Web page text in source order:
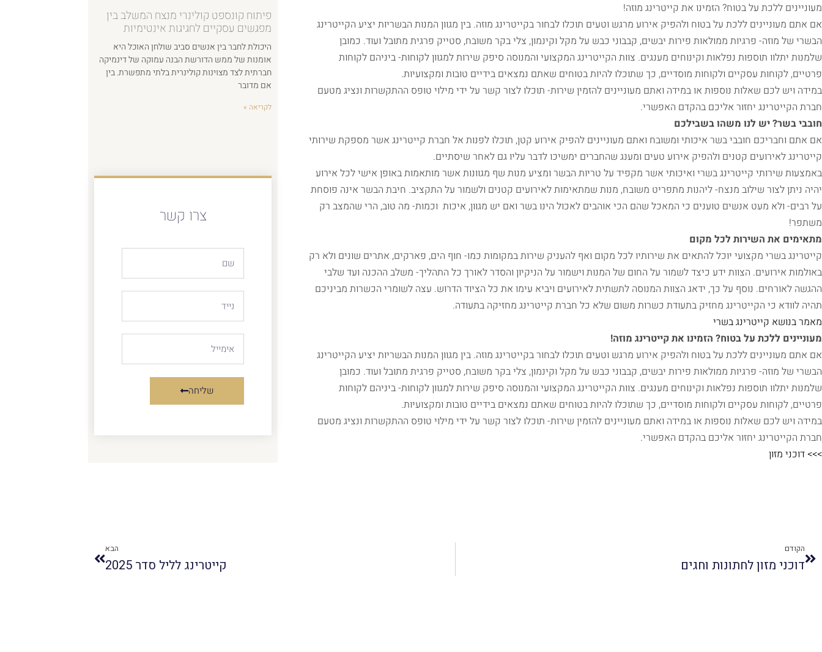
מעוניינים ללכת על בטוח? הזמינו את קייטרינג מוזה!
אם אתם מעוניינים ללכת על בטוח ולהפיק אירוע מרגש וטעים תוכלו לבחור בקייטרינג מוזה. בין מגוון המנות הבשריות יציע הקייטרינג
הבשרי של מוזה- פרגיות ממולאות פירות יבשים, קבבוני כבש על מקל וקינמון, צלי בקר משובח, סטייק פרגית מתובל ועוד. כמובן
שלמנות יתלוו תוספות נפלאות וקינוחים מענגים. צוות הקייטרינג המקצועי והמנוסה סיפק שירות למגוון לקוחות- ביניהם לקוחות
פרטיים, לקוחות עסקיים ולקוחות מוסדיים, כך שתוכלו להיות בטוחים שאתם נמצאים בידיים טובות ומקצועיות.
במידה ויש לכם שאלות נוספות או במידה ואתם מעוניינים להזמין שירות- תוכלו לצור קשר על ידי מילוי טופס ההתקשרות ונציג מטעם
חברת הקייטרינג יחזור אליכם בהקדם האפשרי.
חובבי בשר? יש לנו משהו בשבילכם
אם אתם וחבריכם חובבי בשר איכותי ומשובח ואתם מעוניינים להפיק אירוע קטן, תוכלו לפנות אל חברת קייטרינג אשר מספקת שירותי
קייטרינג לאירועים קטנים ולהפיק אירוע טעים ומענג שהחברים ימשיכו לדבר עליו גם לאחר שיסתיים.
באמצעות שירותי קייטרינג בשרי ואיכותי אשר מקפיד על טריות הבשר ומציע מנות שף מגוונות אשר מותאמות באופן אישי לכל אירוע
יהיה ניתן לצור שילוב מנצח- ליהנות מתפריט משובח, מנות שמתאימות לאירועים קטנים ולשמור על התקציב. חיבת הבשר אינה פוסחת
על רבים- ולא מעט אנשים טוענים כי המאכל שהם הכי אוהבים לאכול הינו בשר ואם יש מגוון, איכות וכמות- מה טוב, הרי שהמצב רק
משתפר!
מתאימים את השירות לכל מקום
קייטרינג בשרי מקצועי יוכל להתאים את שירותיו לכל מקום ואף להעניק שירות במקומות כמו- חוף הים, פארקים, אתרים שונים ולא רק
באולמות אירועים. הצוות ידע כיצד לשמור על החום של המנות וישמור על הניקיון והסדר לאורך כל התהליך- משלב ההכנה ועד שלבי
ההגשה לאורחים. נוסף על כך, ידאג הצוות המנוסה לתשתית לאירועים ויביא עימו את כל הציוד הדרוש. עצה לשומרי הכשרות מביניכם
תהיה לוודא כי הקייטרינג מחזיק בתעודת כשרות משום שלא כל חברת קייטרינג מחזיקה בתעודה.
מאמר בנושא קייטרינג בשרי
מעוניינים ללכת על בטוח? הזמינו את קייטרינג מוזה!
אם אתם מעוניינים ללכת על בטוח ולהפיק אירוע מרגש וטעים תוכלו לבחור בקייטרינג מוזה. בין מגוון המנות הבשריות יציע הקייטרינג
הבשרי של מוזה- פרגיות ממולאות פירות יבשים, קבבוני כבש על מקל וקינמון, צלי בקר משובח, סטייק פרגית מתובל ועוד. כמובן
שלמנות יתלוו תוספות נפלאות וקינוחים מענגים. צוות הקייטרינג המקצועי והמנוסה סיפק שירות למגוון לקוחות- ביניהם לקוחות
פרטיים, לקוחות עסקיים ולקוחות מוסדיים, כך שתוכלו להיות בטוחים שאתם נמצאים בידיים טובות ומקצועיות.
במידה ויש לכם שאלות נוספות או במידה ואתם מעוניינים להזמין שירות- תוכלו לצור קשר על ידי מילוי טופס ההתקשרות ונציג מטעם
חברת הקייטרינג יחזור אליכם בהקדם האפשרי.
>>> דוכני מזון
פיתוח קונספט קולינרי מנצח המשלב בין
מפגשים עסקיים לחגיגות אינטימיות
היכולת לחבר בין אנשים סביב שולחן האוכל היא
אומנות של ממש הדורשת הבנה עמוקה של דינמיקה
חברתית לצד מצוינות קולינרית בלתי מתפשרת. בין
אם מדובר
לקריאה »
צרו קשר
שליחה
הקודם
דוכני מזון לחתונות וחגים
הבא
קייטרינג לליל סדר 2025